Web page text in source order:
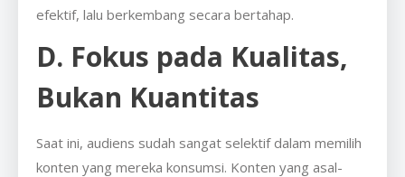
efektif, lalu berkembang secara bertahap.
D. Fokus pada Kualitas,
Bukan Kuantitas
Saat ini, audiens sudah sangat selektif dalam memilih
konten yang mereka konsumsi. Konten yang asal-